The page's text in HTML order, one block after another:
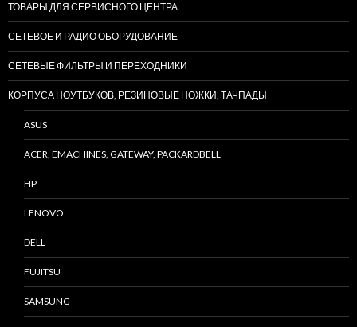
ТОВАРЫ ДЛЯ СЕРВИСНОГО ЦЕНТРА.
СЕТЕВОЕ И РАДИО ОБОРУДОВАНИЕ
СЕТЕВЫЕ ФИЛЬТРЫ И ПЕРЕХОДНИКИ
КОРПУСА НОУТБУКОВ, РЕЗИНОВЫЕ НОЖКИ, ТАЧПАДЫ
ASUS
ACER, EMACHINES, GATEWAY, PACKARDBELL
HP
LENOVO
DELL
FUJITSU
SAMSUNG